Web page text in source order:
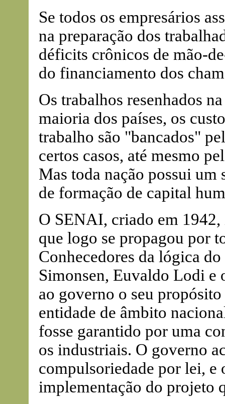
Se todos os empresários
na preparação dos
déficits crônicos de mão-
do financiamento dos
Os trabalhos resenhados
maioria dos países, os
trabalho são "bancados"
certos casos, até mesmo
Mas toda nação possui
de formação de capital
O SENAI, criado em
que logo se propagou por
Conhecedores da lógica
Simonsen, Euvaldo Lodi e
ao governo o seu
entidade de âmbito
fosse garantido por uma
os industriais. O governo
compulsoriedade por lei, e
implementação do projeto